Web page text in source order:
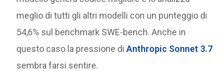
meglio di tutti gli altri modelli con un punteggio di
54,6% sul benchmark SWE-bench. Anche in
questo caso la pressione diAnthropic Sonnet 3.7
sembra farsi sentire.